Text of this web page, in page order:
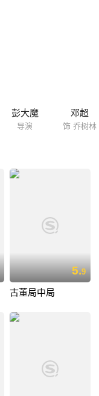
彭大魔
导演
邓超
饰 乔树林
5.9
古董局中局